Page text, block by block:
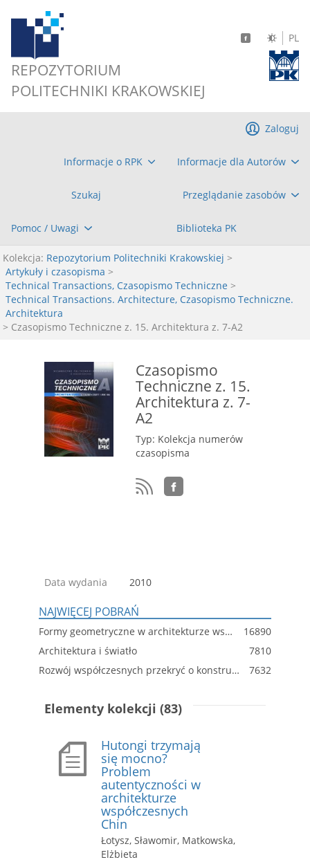
REPOZYTORIUM
POLITECHNIKI KRAKOWSKIEJ
PL
Informacje o RPK Informacje dla Autorów
Szukaj Przeglądanie zasobów
Pomoc / Uwagi Biblioteka PK
Zaloguj
Kolekcja: Repozytorium Politechniki Krakowskiej >
Artykuły i czasopisma >
Technical Transactions, Czasopismo Techniczne >
Technical Transactions. Architecture, Czasopismo Techniczne.
Architektura
> Czasopismo Techniczne z. 15. Architektura z. 7-A2
Czasopismo
Techniczne z. 15.
Architektura z. 7-
A2
Typ: Kolekcja numerów
czasopisma
Data wydania 2010
NAJWIĘCEJ POBRAŃ
Formy geometryczne w architekturze współczesnej
16890
Architektura i światło
7810
Rozwój współczesnych przekryć o konstrukcji cięgnowej
7632
Elementy kolekcji (83)
Hutongi trzymają
się mocno?
Problem
autentyczności w
architekturze
współczesnych
Chin
Łotysz, Sławomir, Matkowska,
Elżbieta